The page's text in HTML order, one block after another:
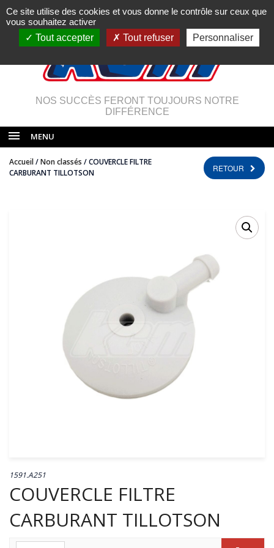
NOS SUCCÈS FERONT TOUJOURS NOTRE
DIFFÉRENCE
MENU
Accueil/Non classés / COUVERCLE FILTRE
CARBURANT TILLOTSON
RETOUR
1591.A251
COUVERCLE FILTRE
CARBURANT TILLOTSON
Ce site utilise des cookies et vous donne le contrôle sur ceux que
vous souhaitez activer
Tout accepter
Tout refuser Personnaliser